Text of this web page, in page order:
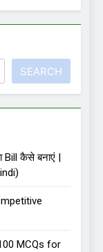
SEARCH
Bill कैसे बनाएं |
MCQs for